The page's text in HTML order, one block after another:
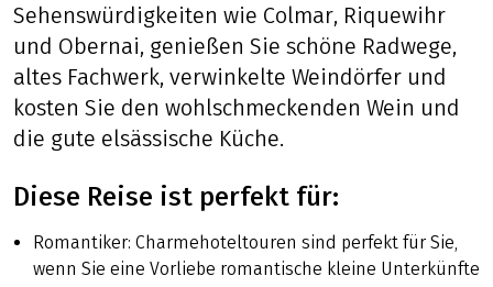
Sehenswürdigkeiten wie Colmar, Riquewihr
und Obernai, genießen Sie schöne Radwege,
altes Fachwerk, verwinkelte Weindörfer und
kosten Sie den wohlschmeckenden Wein und
die gute elsässische Küche.
Diese Reise ist perfekt für:
Romantiker: Charmehoteltouren sind perfekt für Sie,
wenn Sie eine Vorliebe romantische kleine Unterkünfte